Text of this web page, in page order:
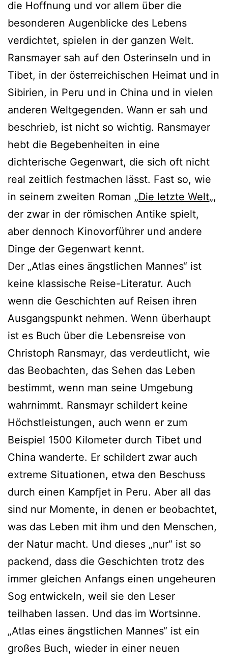
die Hoffnung und vor allem über die
besonderen Augenblicke des Lebens
verdichtet, spielen in der ganzen Welt.
Ransmayer sah auf den Osterinseln und in
Tibet, in der österreichischen Heimat und in
Sibirien, in Peru und in China und in vielen
anderen Weltgegenden. Wann er sah und
beschrieb, ist nicht so wichtig. Ransmayer
hebt die Begebenheiten in eine
dichterische Gegenwart, die sich oft nicht
real zeitlich festmachen lässt. Fast so, wie
in seinem zweiten Roman „Die letzte Welt„,
der zwar in der römischen Antike spielt,
aber dennoch Kinovorführer und andere
Dinge der Gegenwart kennt.
Der „Atlas eines ängstlichen Mannes“ ist
keine klassische Reise-Literatur. Auch
wenn die Geschichten auf Reisen ihren
Ausgangspunkt nehmen. Wenn überhaupt
ist es Buch über die Lebensreise von
Christoph Ransmayr, das verdeutlicht, wie
das Beobachten, das Sehen das Leben
bestimmt, wenn man seine Umgebung
wahrnimmt. Ransmayr schildert keine
Höchstleistungen, auch wenn er zum
Beispiel 1500 Kilometer durch Tibet und
China wanderte. Er schildert zwar auch
extreme Situationen, etwa den Beschuss
durch einen Kampfjet in Peru. Aber all das
sind nur Momente, in denen er beobachtet,
was das Leben mit ihm und den Menschen,
der Natur macht. Und dieses „nur“ ist so
packend, dass die Geschichten trotz des
immer gleichen Anfangs einen ungeheuren
Sog entwickeln, weil sie den Leser
teilhaben lassen. Und das im Wortsinne.
„Atlas eines ängstlichen Mannes“ ist ein
großes Buch, wieder in einer neuen